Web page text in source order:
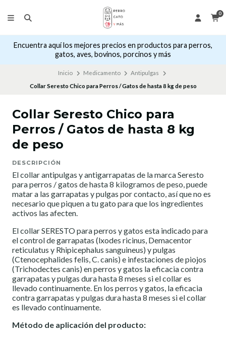
0
Encuentra aquí los mejores precios en productos para perros,
gatos, aves, bovinos, porcinos y más
Inicio Medicamento
Antipulgas
Collar Seresto Chico para Perros / Gatos de hasta 8 kg de peso
Collar Seresto Chico para
Perros / Gatos de hasta 8 kg
de peso
DESCRIPCIÓN
El collar antipulgas y antigarrapatas de la marca Seresto
para perros / gatos de hasta 8 kilogramos de peso, puede
matar a las garrapatas y pulgas por contacto, así que no es
necesario que piquen a tu gato para que los ingredientes
activos las afecten.
El collar SERESTO para perros y gatos esta indicado para
el control de garrapatas (lxodes ricinus, Demacentor
reticulatus y Rhipicephalus sanguineus) y pulgas
(Ctenocephalides felis, C. canis) e infestaciones de piojos
(Trichodectes canis) en perros y gatos la eficacia contra
garrapatas y pulgas dura hasta 8 meses si el collar es
llevado continuamente. En los perros y gatos, la eficacia
contra garrapatas y pulgas dura hasta 8 meses si el collar
es llevado continuamente.
Método de aplicación del producto: